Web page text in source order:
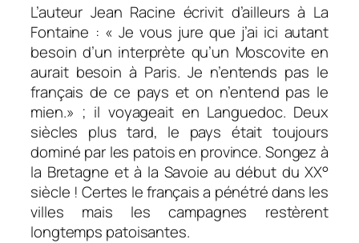
L’auteur Jean Racine écrivit d’ailleurs à La
Fontaine : «Je vous jure que j’ai ici autant
besoin d’un interprète qu’un Moscovite en
aurait besoin à Paris. Je n’entends pas le
français de ce pays et on n’entend pas le
mien.» ; il voyageait en Languedoc. Deux
siècles plus tard, le pays était toujours
dominé par les patois en province. Songez à
la Bretagne et à la Savoie au début du XX°
siècle ! Certes le français a pénétré dans les
villes mais les campagnes restèrent
longtemps patoisantes.